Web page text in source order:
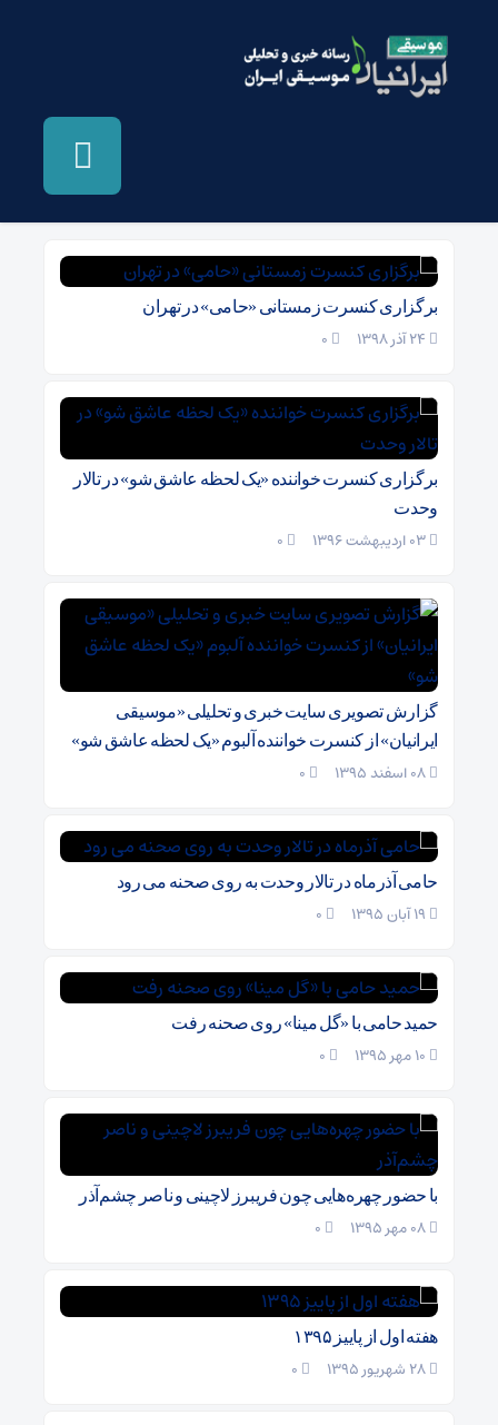
بایگانی‌ها کنسرت حمید حامی - موسیقی ایرانیان
برگزاری کنسرت زمستانی «حامی» در تهران
۰
برگزاری کنسرت خواننده «یک لحظه عاشق شو» در تالار
وحدت
۰
گزارش تصویری سایت خبری و تحلیلی «موسیقی
ایرانیان» از کنسرت خواننده آلبوم «یک لحظه عاشق شو»
۰
حامی آذرماه در تالار وحدت به روی صحنه می رود
۰
حمید حامی با «گل مینا» روی صحنه رفت
۰
با حضور چهره‌هایی چون فریبرز لاچینی و ناصر چشم‌آذر
۰
هفته اول از پاییز ۱۳۹۵
۰